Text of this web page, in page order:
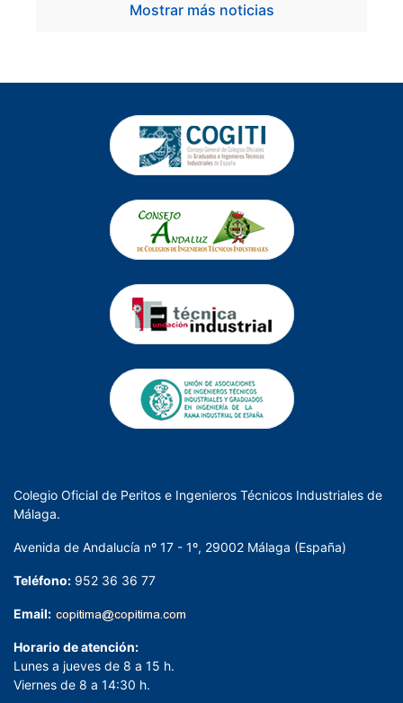
Mostrar más noticias
Colegio Oficial de Peritos e Ingenieros Técnicos Industriales de
Málaga.
Avenida de Andalucía nº 17 - 1º, 29002 Málaga (España)
Teléfono: 952 36 36 77
Email:
Horario de atención:
Lunes a jueves de 8 a 15 h.
Viernes de 8 a 14:30 h.